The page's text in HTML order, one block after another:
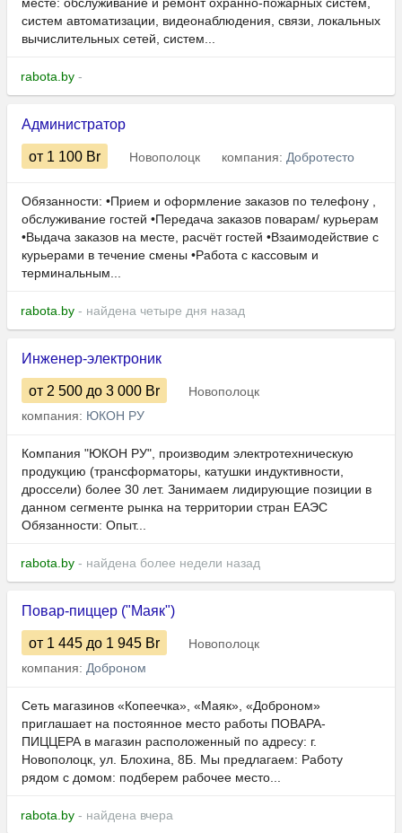
месте: обслуживание и ремонт охранно-пожарных систем,
систем автоматизации, видеонаблюдения, связи, локальных
вычислительных сетей, систем...
rabota.by -
Администратор
от 1 100 Br Новополоцк компания: Добротесто
Обязанности: •Прием и оформление заказов по телефону ,
обслуживание гостей •Передача заказов поварам/ курьерам
•Выдача заказов на месте, расчёт гостей •Взаимодействие с
курьерами в течение смены •Работа с кассовым и
терминальным...
rabota.by - найдена четыре дня назад
Инженер-электроник
от 2 500 до 3 000 Br
Новополоцк
компания: ЮКОН РУ
Компания "ЮКОН РУ", производим электротехническую
продукцию (трансформаторы, катушки индуктивности,
дроссели) более 30 лет. Занимаем лидирующие позиции в
данном сегменте рынка на территории стран ЕАЭС
Обязанности: Опыт...
rabota.by - найдена более недели назад
Повар-пиццер ("Маяк")
от 1 445 до 1 945 Br
Новополоцк
компания: Доброном
Сеть магазинов «Копеечка», «Маяк», «Доброном»
приглашает на постоянное место работы ПОВАРА-
ПИЦЦЕРА в магазин расположенный по адресу: г.
Новополоцк, ул. Блохина, 8Б. Мы предлагаем: Работу
рядом с домом: подберем рабочее место...
rabota.by - найдена вчера